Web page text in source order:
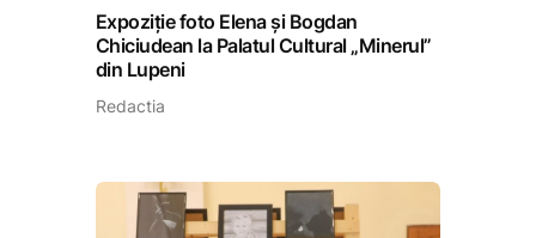
Expoziție foto Elena și Bogdan
Chiciudean la Palatul Cultural „Minerul”
din Lupeni
Redactia